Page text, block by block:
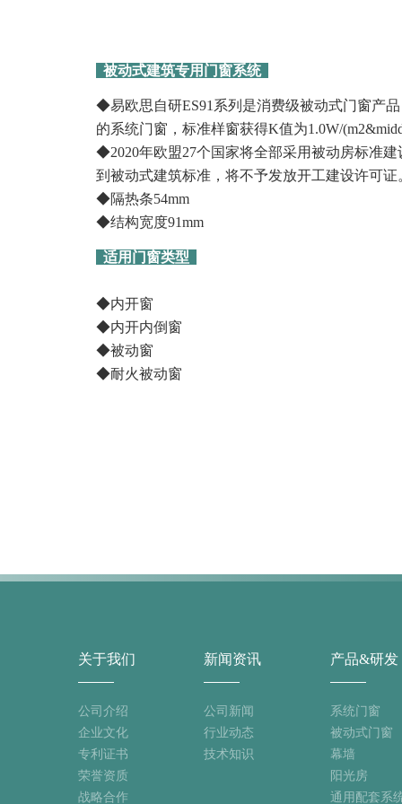
被动式建筑专用门窗系统
◆易欧思自研ES91系列是消费级被动式门窗产
的系统门窗，标准样窗获得K值为1.0W/
◆2020年欧盟27个国家将全部采用被动房标准
到被动式建筑标准，将不予发放开工建设许可证
◆隔热条54mm
◆结构宽度91mm
适用门窗类型
◆内开窗
◆内开内倒窗
◆被动窗
◆耐火被动窗
关于我们
公司介绍
企业文化
专利证书
荣誉资质
战略合作
新闻资讯
公司新闻
行业动态
技术知识
产品&研发
系统门窗
被动式门窗
幕墙
阳光房
通用配套系